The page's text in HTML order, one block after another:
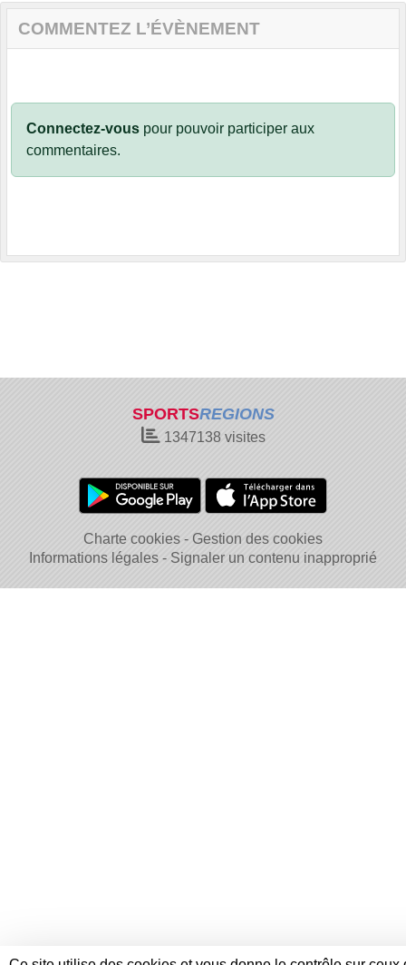
COMMENTEZ L’ÉVÈNEMENT
Connectez-vous pour pouvoir participer aux
commentaires.
SPORTSREGIONS
1347138 visites
Charte cookies
Gestion des cookies
Informations légales
Signaler un contenu inapproprié